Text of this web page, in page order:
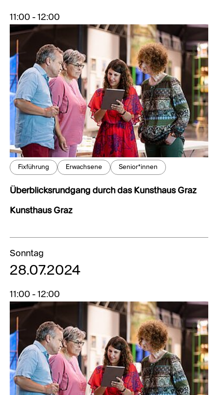
11:00 - 12:00
Fixführung Erwachsene Senior*innen
Überblicksrundgang durch das Kunsthaus Graz
Kunsthaus Graz
Sonntag
28.07.2024
11:00 - 12:00